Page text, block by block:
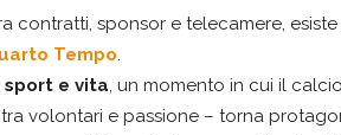
contratti, sponsor e telecamere,
Tempo.
e vita, un momento in cui il
volontari e passione – torna